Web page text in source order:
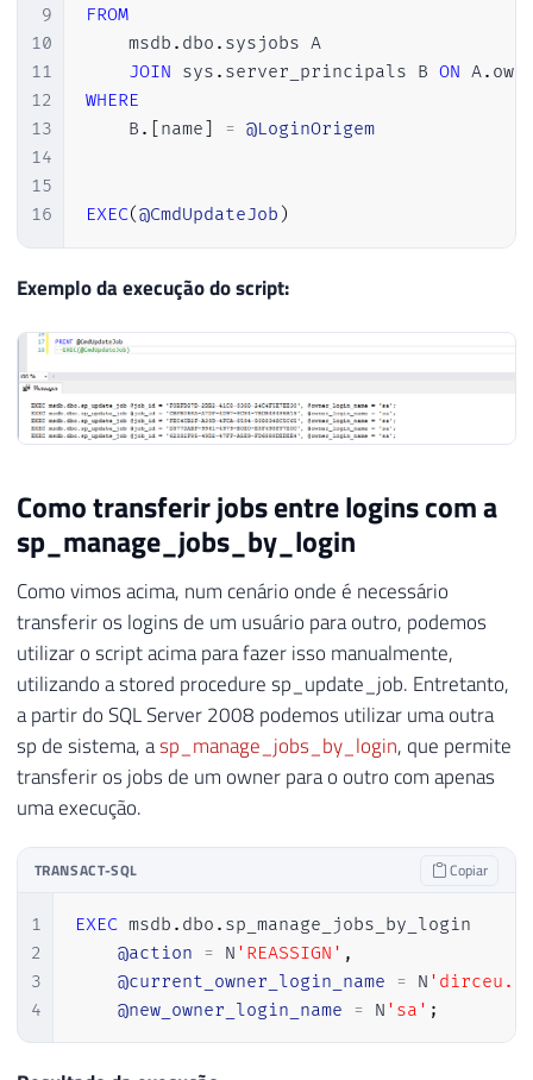
9
10
11
12
13
14
15
16
FROM
    msdb
. dbo . sysjobs A
JOIN sys . server_principals B ON A.
WHERE
    B
. name = @LoginOrigem
EXEC(@CmdUpdateJob )
Exemplo da execução do script:
Como transferir jobs entre logins com a
sp_manage_jobs_by_login
Como vimos acima, num cenário onde é necessário
transferir os logins de um usuário para outro, podemos
utilizar o script acima para fazer isso manualmente,
utilizando a stored procedure sp_update_job. Entretanto,
a partir do SQL Server 2008 podemos utilizar uma outra
sp de sistema, asp_manage_jobs_by_login, que permite
transferir os jobs de um owner para o outro com apenas
uma execução.
TRANSACT-SQL Copiar
1
2
3
4
EXEC msdb . dbo . sp_manage_jobs_by_login
@action = N 'REASSIGN' ,
@current_owner_login_name = N
@new_owner_login_name = N 'sa' ;